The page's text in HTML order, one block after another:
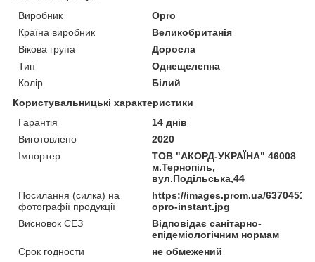
Виробник
Opro
Країна виробник
Великобританія
Вікова група
Доросла
Тип
Однещелепна
Колір
Білий
Користувальницькі характеристики
Гарантія
14 днів
Виготовлено
2020
Імпортер
ТОВ "АКОРД-УКРАЇНА" 46008
м.Тернопіль,
вул.Подільська,44
Посилання (силка) на
фотографії продукції
https://images.prom.ua/
opro-instant.jpg
Висновок СЕЗ
Відповідає санітарно-
епідеміологічним нормам
Срок годности
не обмежений